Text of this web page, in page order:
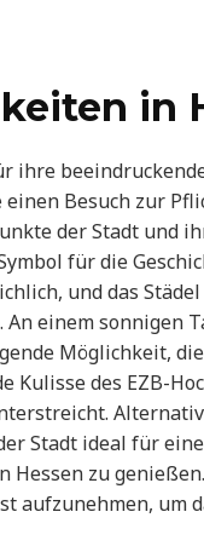
in
Besuch zur
der Stadt und
für die
und das
einem sonnigen
Möglichkeit,
Kulisse des EZB-
Stadt ideal für
zu
aufzunehmen, um